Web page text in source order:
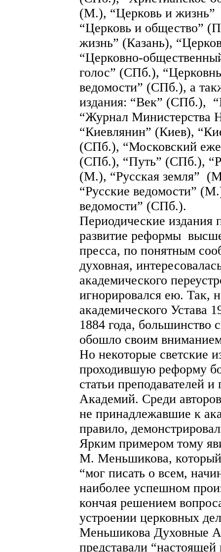
(М.), “Церковь и жизнь”
“Церковь и общество”
жизнь” (Казань),
“Церковно-
голос” (СПб.),
ведомости” (СПб.), а
издания: “Век” (СПб.),
“Журнал Министерства
“Киевлянин” (Киев),
(СПб.), “Московский
(СПб.), “Путь” (СПб.),
(М.), “Русская земля”
“Русские ведомости”
ведомости” (СПб.).
Периодические издания
развитие реформы
пресса, по понятным
духовная,
академического
игнорировался ею. Так,
академического Устава
1884 года, большинство
обошло своим
Но некоторые светские
проходившую реформу
статьи преподавателей
Академий. Среди
не принадлежавшие к
правило,
Ярким примером тому
М. Меньшикова,
“мог писать о всем,
наиболее успешном
кончая решением
устроении церковных
Меньшикова Духовные
представали “настоящей